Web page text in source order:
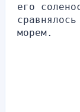
его
морем.